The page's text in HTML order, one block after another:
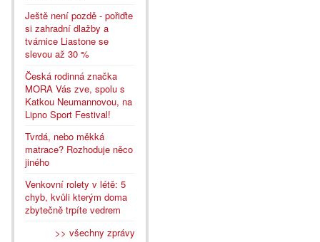
Ještě není pozdě - pořiďte
si zahradní dlažby a
tvárnice Liastone se
slevou až 30 %
Česká rodinná značka
MORA Vás zve, spolu s
Katkou Neumannovou, na
Lipno Sport Festival!
Tvrdá, nebo měkká
matrace? Rozhoduje něco
jiného
Venkovní rolety v létě: 5
chyb, kvůli kterým doma
zbytečně trpíte vedrem
>> všechny zprávy